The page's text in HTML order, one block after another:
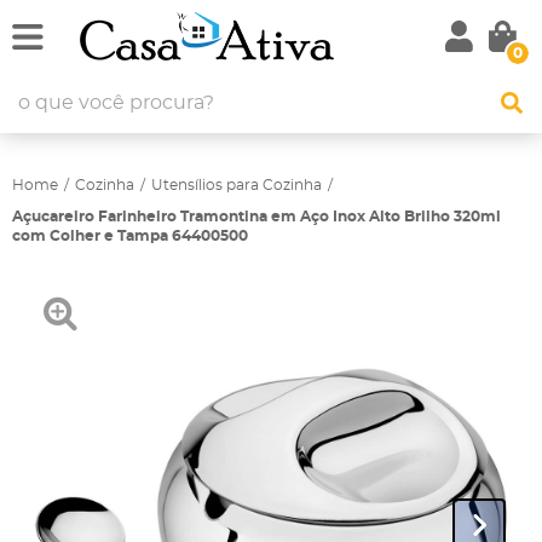
0
Home Cozinha Utensílios para Cozinha
Açucareiro Farinheiro Tramontina em Aço Inox Alto Brilho 320ml
com Colher e Tampa 64400500